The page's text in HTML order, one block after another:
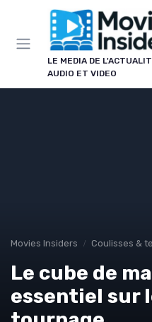
LE MEDIA DE
AUDIO ET VIDEO
Movies Insiders Coulisses &
Le cube de
essentiel sur
Panneau de gestion des